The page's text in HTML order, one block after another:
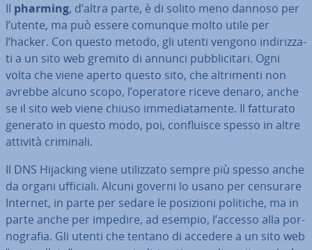
Il pharming, d’altra parte, è di solito meno dannoso per
l’utente, ma può essere comunque molto utile per
l’hacker. Con questo metodo, gli utenti vengono in­di­riz­za­
ti a un sito web gremito di annunci pub­bli­ci­ta­ri. Ogni
volta che viene aperto questo sito, che al­tri­men­ti non
avrebbe alcuno scopo, l’operatore riceve denaro, anche
se il sito web viene chiuso im­me­dia­ta­men­te. Il fatturato
generato in questo modo, poi, con­flui­sce spesso in altre
attività criminali.
Il DNS Hijacking viene uti­liz­za­to sempre più spesso anche
da organi ufficiali. Alcuni governi lo usano per censurare
Internet, in parte per sedare le posizioni politiche, ma in
parte anche per impedire, ad esempio, l’accesso alla por­
no­gra­fia. Gli utenti che tentano di accedere a un sito web